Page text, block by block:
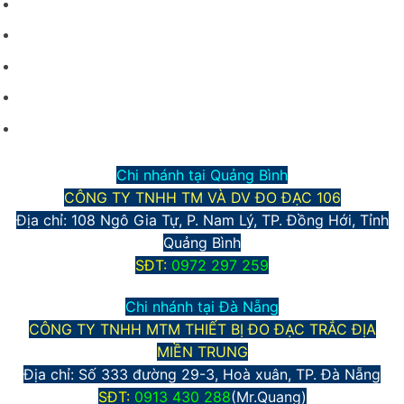
Chi nhánh tại Quảng Bình
CÔNG TY TNHH TM VÀ DV ĐO ĐẠC 106
Địa chỉ: 108 Ngô Gia Tự, P. Nam Lý, TP. Đồng Hới, Tỉnh
Quảng Bình
SĐT: 0972 297 259
Chi nhánh tại Đà Nẵng
CÔNG TY TNHH MTM THIẾT BỊ ĐO ĐẠC TRẮC ĐỊA
MIỀN TRUNG
Địa chỉ: Số 333 đường 29-3, Hoà xuân, TP. Đà Nẵng
SĐT: 0913 430 288(Mr.Quang)